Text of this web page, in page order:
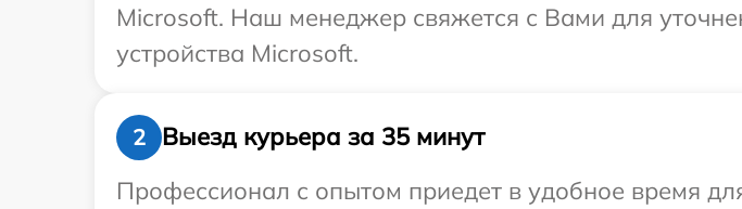
Microsoft. Наш менеджер свяжется с Вами для
устройства Microsoft.
2
Выезд курьера за 35 минут
Профессионал с опытом приедет в удобное время